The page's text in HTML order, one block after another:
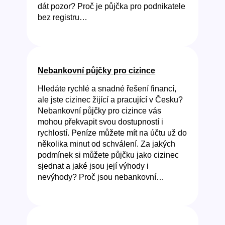
dát pozor? Proč je půjčka pro podnikatele
bez registru…
Nebankovní půjčky pro cizince
Hledáte rychlé a snadné řešení financí,
ale jste cizinec žijící a pracující v Česku?
Nebankovní půjčky pro cizince vás
mohou překvapit svou dostupností i
rychlostí. Peníze můžete mít na účtu už do
několika minut od schválení. Za jakých
podmínek si můžete půjčku jako cizinec
sjednat a jaké jsou její výhody i
nevýhody? Proč jsou nebankovní…